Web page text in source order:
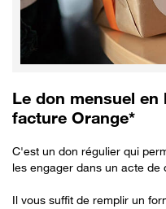
Le don mensuel
facture Orange*
C'est un don régulier qui
les engager dans un acte de
Il vous suffit de remplir un